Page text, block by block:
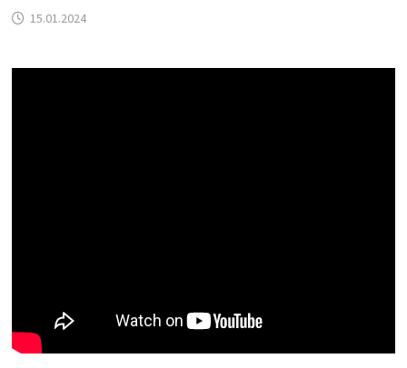
15.01.2024